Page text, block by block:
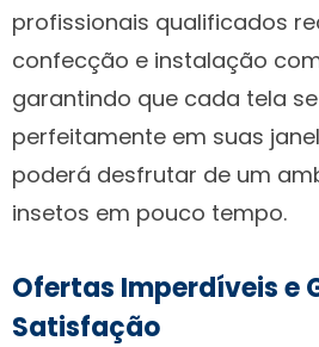
profissionais qualificados
confecção e instalação
garantindo que cada tela
perfeitamente em suas
poderá desfrutar de um
insetos em pouco tempo.
Ofertas Imperdíveis e
Satisfação